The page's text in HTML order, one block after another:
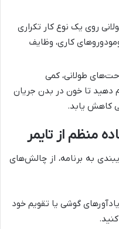
روی یک نوع کار تکراری
کاری، وظایف
طولانی، کمی
دهید تا خون در بدن جریان
کاهش یابد.
منظم از تایمر
به برنامه، از چالش‌های
گوشی یا تقویم خود